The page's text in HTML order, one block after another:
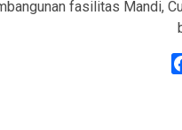
fasilitas Mandi,